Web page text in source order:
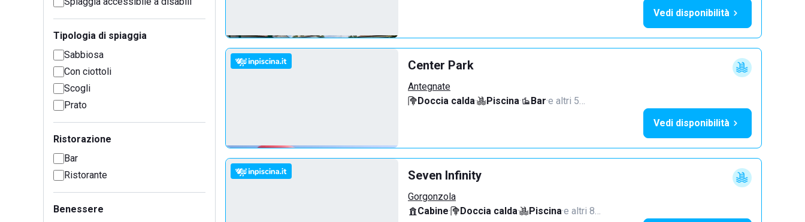
Tipologia di spiaggia
Sabbiosa
Con ciottoli
Scogli
Prato
Ristorazione
Bar
Ristorante
Benessere
Vedi disponibilità
Center Park
Antegnate
Doccia calda· Piscina· Bar·e altri 5…
Vedi disponibilità
Seven Infinity
Gorgonzola
Cabine· Doccia calda· Piscina·e altri 8…